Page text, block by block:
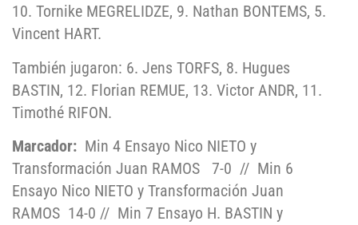
10. Tornike MEGRELIDZE, 9. Nathan BONTEMS, 5.
Vincent HART.
También jugaron: 6. Jens TORFS, 8. Hugues
BASTIN, 12. Florian REMUE, 13. Victor ANDR, 11.
Timothé RIFON.
Marcador: Min 4 Ensayo Nico NIETO y
Transformación Juan RAMOS
7-0 // Min 6
Ensayo Nico NIETO y Transformación Juan
RAMOS 14-0 // Min 7 Ensayo H. BASTIN y